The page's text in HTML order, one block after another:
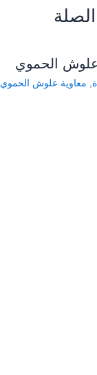
علوش الحموي
معاوية علوش الحموي